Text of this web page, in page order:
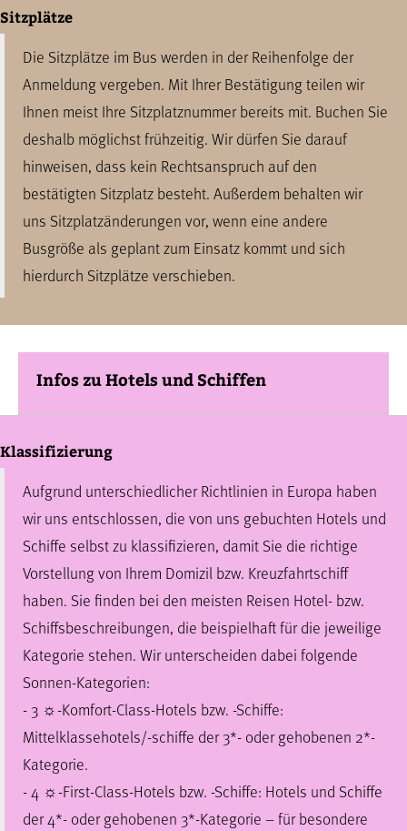
Sitzplätze
Die Sitzplätze im Bus werden in der Reihenfolge der
Anmeldung vergeben. Mit Ihrer Bestätigung teilen wir
Ihnen meist Ihre Sitzplatznummer bereits mit. Buchen Sie
deshalb möglichst frühzeitig. Wir dürfen Sie darauf
hinweisen, dass kein Rechtsanspruch auf den
bestätigten Sitzplatz besteht. Außerdem behalten wir
uns Sitzplatzänderungen vor, wenn eine andere
Busgröße als geplant zum Einsatz kommt und sich
hierdurch Sitzplätze verschieben.
Infos zu Hotels und Schiffen
Klassifizierung
Aufgrund unterschiedlicher Richtlinien in Europa haben
wir uns entschlossen, die von uns gebuchten Hotels und
Schiffe selbst zu klassifizieren, damit Sie die richtige
Vorstellung von Ihrem Domizil bzw. Kreuzfahrtschiff
haben. Sie finden bei den meisten Reisen Hotel- bzw.
Schiffsbeschreibungen, die beispielhaft für die jeweilige
Kategorie stehen. Wir unterscheiden dabei folgende
Sonnen-Kategorien:
- 3 ☼-Komfort-Class-Hotels bzw. -Schiffe:
Mittelklassehotels/-schiffe der 3*- oder gehobenen 2*-
Kategorie.
- 4 ☼-First-Class-Hotels bzw. -Schiffe: Hotels und Schiffe
der 4*- oder gehobenen 3*-Kategorie – für besondere